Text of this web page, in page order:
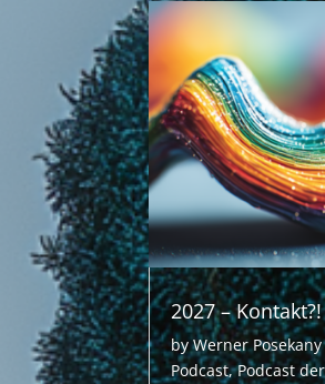
2027 – Kontakt?!
byWerner Posekany
Podcast,Podcast